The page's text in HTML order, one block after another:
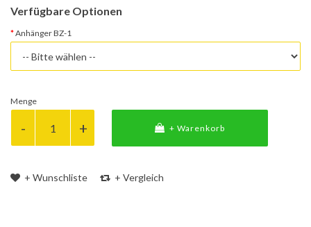
Verfügbare Optionen
Anhänger BZ-1
Menge
+ Warenkorb
+ Wunschliste + Vergleich